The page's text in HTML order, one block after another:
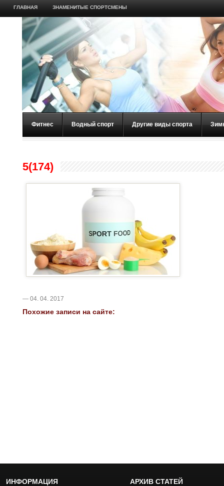
ГЛАВНАЯ ЗНАМЕНИТЫЕ СПОРТСМЕНЫ
Фитнес Водный спорт Другие виды спорта
5(174)
— 04. 04. 2017
Похожие записи на сайте:
ИНФОРМАЦИЯ АРХИВ СТАТЕЙ